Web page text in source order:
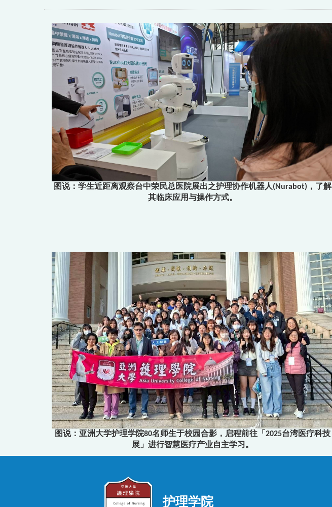
图说：学生近距离观察台中荣民总医院展出之护理协作机器人(Nurabot)，了解
其临床应用与操作方式。
图说：亚洲大学护理学院80名师生于校园合影，启程前往「2025台湾医疗科技
展」进行智慧医疗产业自主学习。
护理学院